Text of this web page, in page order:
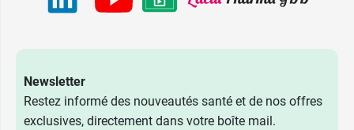
Newsletter
Restez informé des nouveautés santé et de nos offres
exclusives, directement dans votre boîte mail.